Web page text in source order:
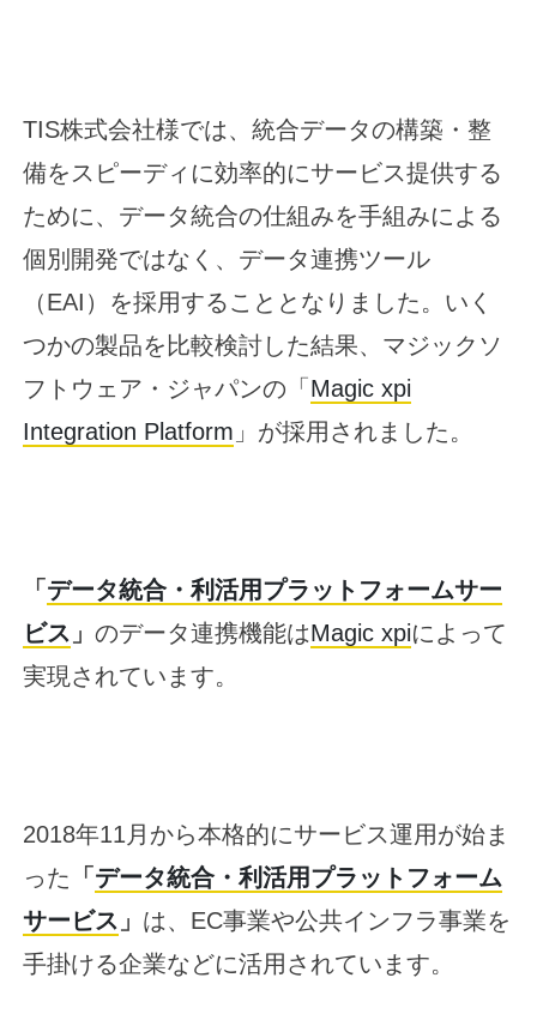
TIS株式会社様では、統合データの構築・整
備をスピーディに効率的にサービス提供する
ために、データ統合の仕組みを手組みによる
個別開発ではなく、データ連携ツール
（EAI）を採用することとなりました。いく
つかの製品を比較検討した結果、マジックソ
フトウェア・ジャパンの「 Magic xpi
Integration Platform 」が採用されました。
「 データ統合・利活用プラットフォームサー
ビス 」のデータ連携機能はMagic xpiによって
実現されています。
2018年11月から本格的にサービス運用が始ま
った 「 データ統合・利活用プラットフォーム
サービス 」 は、EC事業や公共インフラ事業を
手掛ける企業などに活用されています。